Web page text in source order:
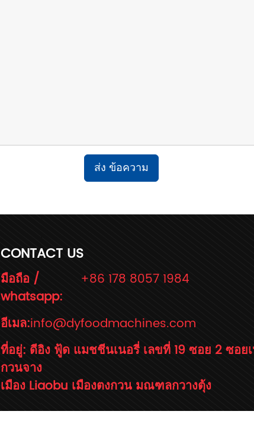
ส่ง ข้อความ
CONTACT US
มือถือ /
whatsapp:
+86 178 8057 1984
อีเมล:info@dyfoodmachines.com
ที่อยู่: ดีอิง ฟู้ด แมชชีนเนอรี่ เลขที่ 19 ซอย 2 ซอย
กวนจาง
เมือง Liaobu เมืองตงกวน มณฑลกวางตุ้ง